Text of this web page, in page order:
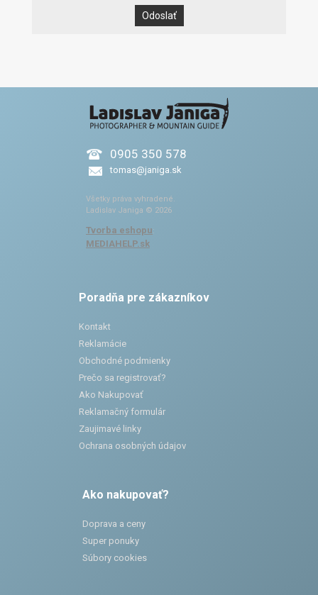
0905 350 578
tomas@janiga.sk
Všetky práva vyhradené.
Ladislav Janiga © 2026
Tvorba eshopu:
MEDIAHELP.sk
Poradňa pre zákazníkov
Kontakt
Reklamácie
Obchodné podmienky
Prečo sa registrovať?
Ako Nakupovať
Reklamačný formulár
Zaujimavé linky
Ochrana osobných údajov
Ako nakupovať?
Doprava a ceny
Super ponuky
Súbory cookies